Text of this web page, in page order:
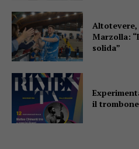
Marzolla:
solida”
il